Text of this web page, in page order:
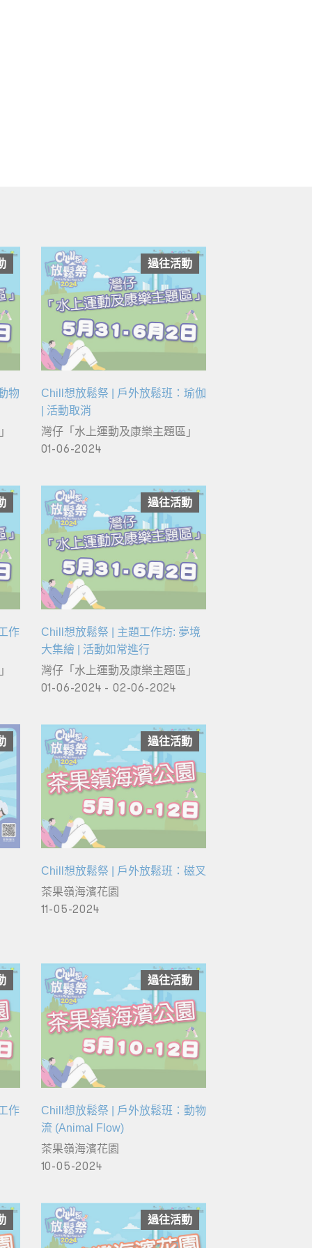
物
過往活動
Chill想放鬆祭 | 戶外放鬆班：瑜伽
| 活動取消
灣仔「水上運動及康樂主題區」
01-06-2024
作
過往活動
Chill想放鬆祭 | 主題工作坊: 夢境
大集繪 | 活動如常進行
灣仔「水上運動及康樂主題區」
01-06-2024 - 02-06-2024
過往活動
Chill想放鬆祭 | 戶外放鬆班：磁叉
茶果嶺海濱花園
11-05-2024
作
過往活動
Chill想放鬆祭 | 戶外放鬆班：動物
流 (Animal Flow)
茶果嶺海濱花園
10-05-2024
過往活動